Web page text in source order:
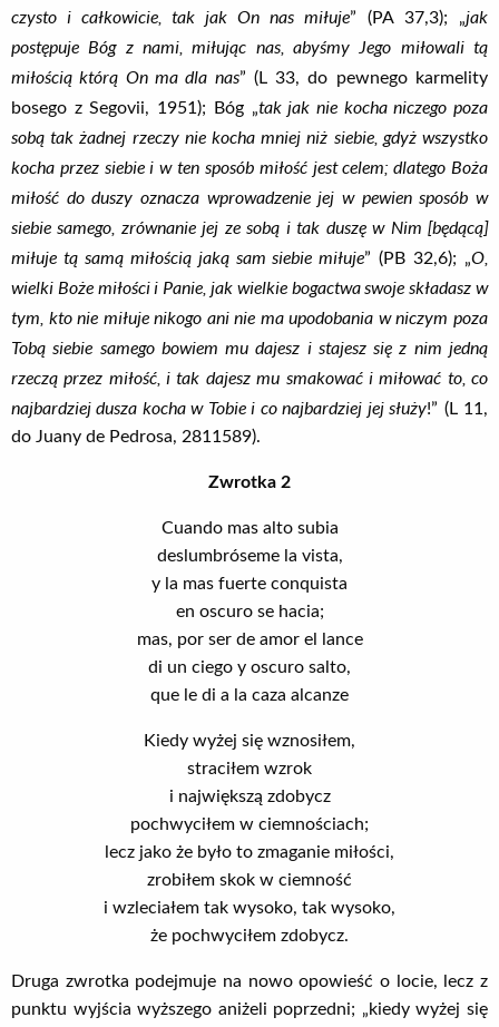
czysto i całkowicie, tak jak On nas miłuje” (PA 37,3); „jak
postępuje Bóg z nami, miłując nas, abyśmy Jego miłowali tą
miłością którą On ma dla nas” (L 33, do pewnego karmelity
bosego z Segovii, 1951); Bóg „tak jak nie kocha niczego poza
sobą tak żadnej rzeczy nie kocha mniej niż siebie, gdyż wszystko
kocha przez siebie i w ten sposób miłość jest celem; dlatego Boża
miłość do duszy oznacza wprowadzenie jej w pewien sposób w
siebie samego, zrównanie jej ze sobą i tak duszę w Nim [będącą]
miłuje tą samą miłością jaką sam siebie miłuje” (PB 32,6); „O,
wielki Boże miłości i Panie, jak wielkie bogactwa swoje składasz w
tym, kto nie miłuje nikogo ani nie ma upodobania w niczym poza
Tobą siebie samego bowiem mu dajesz i stajesz się z nim jedną
rzeczą przez miłość, i tak dajesz mu smakować i miłować to, co
najbardziej dusza kocha w Tobie i co najbardziej jej służy!” (L 11,
do Juany de Pedrosa, 2811589).
Zwrotka 2
Cuando mas alto subia
deslumbróseme la vista,
y la mas fuerte conquista
en oscuro se hacia;
mas, por ser de amor el lance
di un ciego y oscuro salto,
que le di a la caza alcanze
Kiedy wyżej się wznosiłem,
straciłem wzrok
i największą zdobycz
pochwyciłem w ciemnościach;
lecz jako że było to zmaganie miłości,
zrobiłem skok w ciemność
i wzleciałem tak wysoko, tak wysoko,
że pochwyciłem zdobycz.
Druga zwrotka podejmuje na nowo opowieść o locie, lecz z
punktu wyjścia wyższego aniżeli poprzedni; „kiedy wyżej się